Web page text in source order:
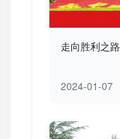
走向胜利之路
2024-01-07